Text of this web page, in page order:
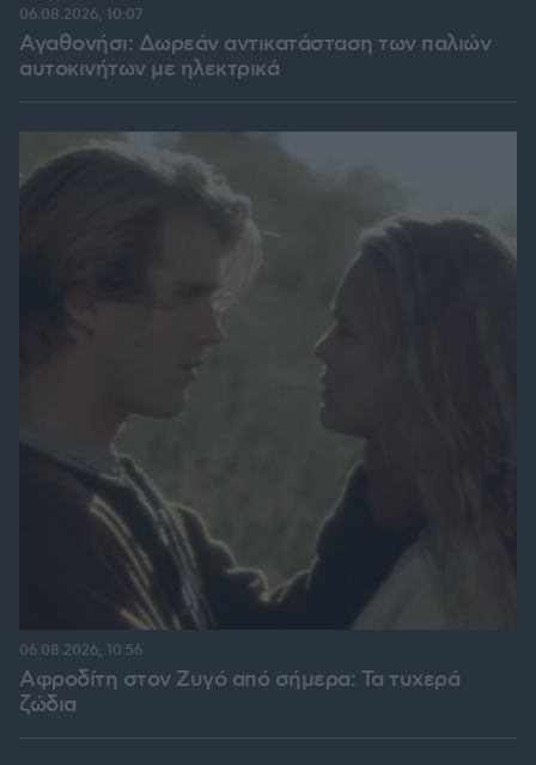
Αγαθονήσι: Δωρεάν αντικατάσταση των παλιών
αυτοκινήτων με ηλεκτρικά
06.08.2026, 10:07
Αφροδίτη στον Ζυγό από σήμερα: Τα τυχερά
ζώδια
06.08.2026, 10:56